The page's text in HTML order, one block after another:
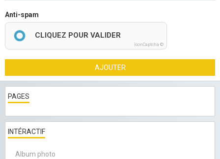
Anti-spam
CLIQUEZ POUR VALIDER
IconCaptcha ©
AJOUTER
PAGES
INTÉRACTIF
Album photo